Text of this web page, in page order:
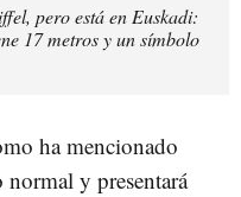
pero está en Euskadi:
17 metros y un símbolo
ha mencionado
y presentará